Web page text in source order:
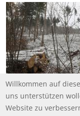
Willkommen auf
uns unterstützen
Website zu